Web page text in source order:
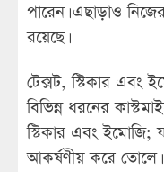
পারেন। এছাড়াও
রয়েছে।
টেক্সট, স্টিকার এবং
বিভিন্ন ধরনের
স্টিকার এবং ইমোজি;
আকর্ষণীয় করে তোলে।